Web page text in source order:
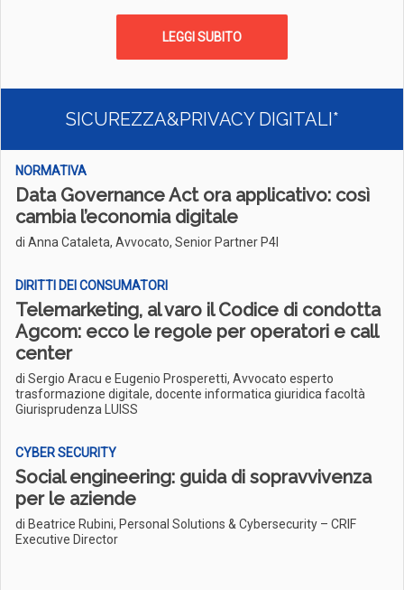
LEGGI SUBITO
SICUREZZA&PRIVACY DIGITALI*
NORMATIVA
Data Governance Act ora applicativo: così
cambia l’economia digitale
di Anna Cataleta, Avvocato, Senior Partner P4I
DIRITTI DEI CONSUMATORI
Telemarketing, al varo il Codice di condotta
Agcom: ecco le regole per operatori e call
center
di Sergio Aracu e Eugenio Prosperetti, Avvocato esperto
trasformazione digitale, docente informatica giuridica facoltà
Giurisprudenza LUISS
CYBER SECURITY
Social engineering: guida di sopravvivenza
per le aziende
di Beatrice Rubini, Personal Solutions & Cybersecurity – CRIF
Executive Director